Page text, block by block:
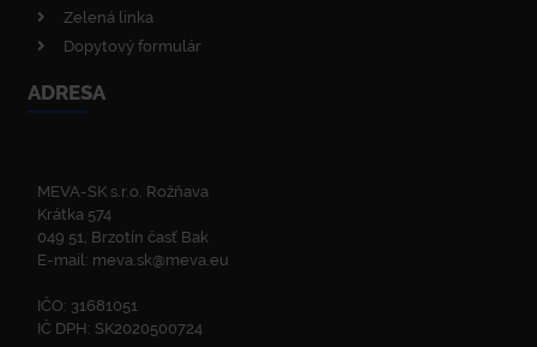
Zelená linka
Dopytový formulár
ADRESA
MEVA-SK s.r.o. Rožňava
Krátka 574
049 51, Brzotín časť Bak
E-mail: meva.sk@meva.eu
IČO: 31681051
IČ DPH: SK2020500724